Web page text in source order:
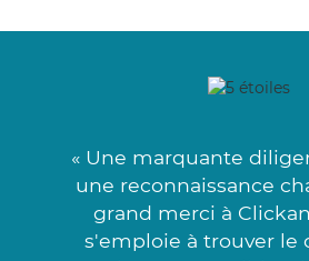
« Une marquante
une reconnaissance
grand merci à
s'emploie à trouver le